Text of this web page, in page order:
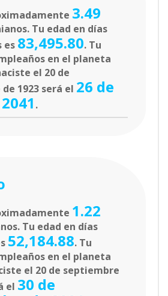
3.49
Tu edad en días
es 83,495.80. Tu
en el planeta
el 20 de
1923 será el 26 de
.
1.22
Tu edad en días
52,184.88. Tu
en el planeta
el 20 de septiembre
el 30 de